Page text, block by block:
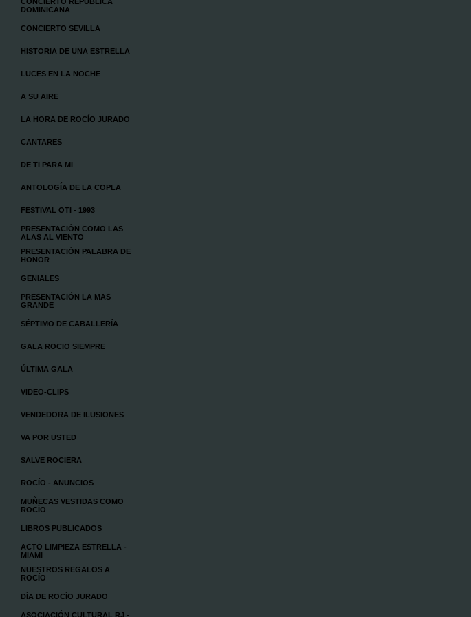
DOMINICANA
CONCIERTO SEVILLA
HISTORIA DE UNA ESTRELLA
LUCES EN LA NOCHE
A SU AIRE
LA HORA DE ROCÍO JURADO
CANTARES
DE TI PARA MI
ANTOLOGÍA DE LA COPLA
FESTIVAL OTI - 1993
PRESENTACIÓN COMO LAS
ALAS AL VIENTO
PRESENTACIÓN PALABRA DE
HONOR
GENIALES
PRESENTACIÓN LA MAS
GRANDE
SÉPTIMO DE CABALLERÍA
GALA ROCIO SIEMPRE
ÚLTIMA GALA
VIDEO-CLIPS
VENDEDORA DE ILUSIONES
VA POR USTED
SALVE ROCIERA
ROCÍO - ANUNCIOS
MUÑECAS VESTIDAS COMO
ROCÍO
LIBROS PUBLICADOS
ACTO LIMPIEZA ESTRELLA -
MIAMI
NUESTROS REGALOS A
ROCÍO
DÍA DE ROCÍO JURADO
ASOCIACIÓN CULTURAL RJ -